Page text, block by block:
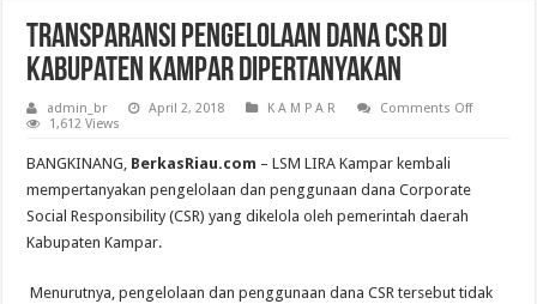
Transparansi Pengelolaan Dana CSR di
Kabupaten Kampar Dipertanyakan
admin_br April 2, 2018 K A M P A R Comments Offon
1,612 Views
BANGKINANG, BerkasRiau.com – LSM LIRA Kampar kembali
mempertanyakan pengelolaan dan penggunaan dana Corporate
Social Responsibility (CSR) yang dikelola oleh pemerintah daerah
Kabupaten Kampar.
Menurutnya, pengelolaan dan penggunaan dana CSR tersebut tidak